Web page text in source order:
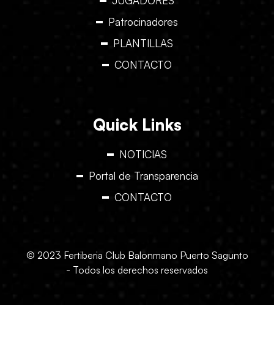
Patrocinadores
PLANTILLAS
CONTACTO
Quick Links
NOTICIAS
Portal de Transparencia
CONTACTO
© 2023 Fertiberia Club Balonmano Puerto Sagunto
- Todos los derechos reservados